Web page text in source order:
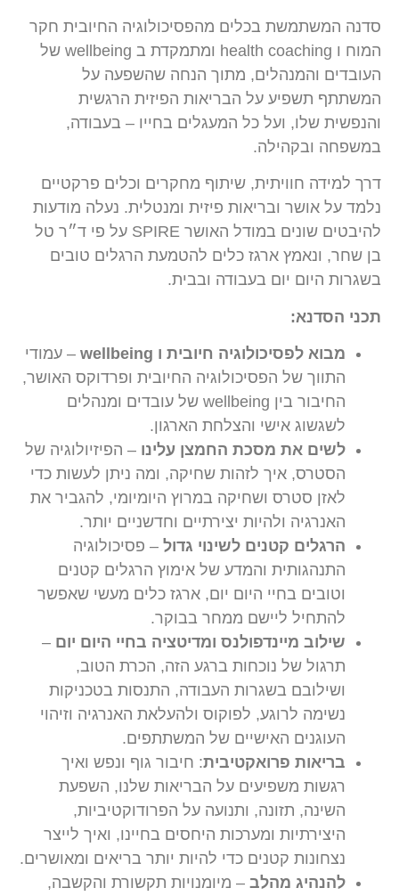
סדנה המשתמשת בכלים מהפסיכולוגיה החיובית חקר
המוח ו health coaching ומתמקדת ב wellbeing של
העובדים והמנהלים, מתוך הנחה שהשפעה על
המשתתף תשפיע על הבריאות הפיזית הרגשית
והנפשית שלו, ועל כל המעגלים בחייו – בעבודה,
במשפחה ובקהילה.
דרך למידה חוויתית, שיתוף מחקרים וכלים פרקטיים
נלמד על אושר ובריאות פיזית ומנטלית. נעלה מודעות
להיבטים שונים במודל האושר SPIRE על פי ד״ר טל
בן שחר, ונאמץ ארגז כלים להטמעת הרגלים טובים
בשגרות היום יום בעבודה ובבית.
תכני הסדנא:
מבוא לפסיכולוגיה חיובית ו wellbeing
– עמודי
התווך של הפסיכולוגיה החיובית ופרדוקס האושר,
החיבור בין wellbeing של עובדים ומנהלים
לשגשוג אישי והצלחת הארגון.
לשים את מסכת החמצן עלינו – הפיזיולוגיה של
הסטרס, איך לזהות שחיקה, ומה ניתן לעשות כדי
לאזן סטרס ושחיקה במרוץ היומיומי, להגביר את
האנרגיה ולהיות יצירתיים וחדשניים יותר.
הרגלים קטנים לשינוי גדול – פסיכולוגיה
התנהגותית והמדע של אימוץ הרגלים קטנים
וטובים בחיי היום יום, ארגז כלים מעשי שאפשר
להתחיל ליישם ממחר בבוקר.
שילוב מיינדפולנס ומדיטציה בחיי היום יום –
תרגול של נוכחות ברגע הזה, הכרת הטוב,
ושילובם בשגרות העבודה, התנסות בטכניקות
נשימה לרוגע, לפוקוס ולהעלאת האנרגיה וזיהוי
העוגנים האישיים של המשתתפים.
בריאות פרואקטיבית: חיבור גוף ונפש ואיך
רגשות משפיעים על הבריאות שלנו, השפעת
השינה, תזונה, ותנועה על הפרודוקטיביות,
היצירתיות ומערכות היחסים בחיינו, ואיך לייצר
נצחונות קטנים כדי להיות יותר בריאים ומאושרים.
להנהיג מהלב – מיומנויות תקשורת והקשבה,